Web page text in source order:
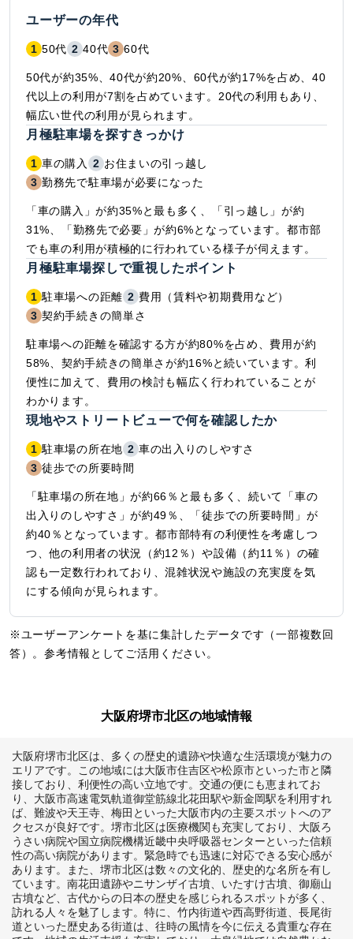
ユーザーの年代
1 50代 2 40代 3 60代
50代が約35%、40代が約20%、60代が約17%を占め、40
代以上の利用が7割を占めています。20代の利用もあり、
幅広い世代の利用が見られます。
月極駐車場を探すきっかけ
1 車の購入 2 お住まいの引っ越し
3 勤務先で駐車場が必要になった
「車の購入」が約35%と最も多く、「引っ越し」が約
31%、「勤務先で必要」が約6%となっています。都市部
でも車の利用が積極的に行われている様子が伺えます。
月極駐車場探しで重視したポイント
1 駐車場への距離 2 費用（賃料や初期費用など）
3 契約手続きの簡単さ
駐車場への距離を確認する方が約80%を占め、費用が約
58%、契約手続きの簡単さが約16%と続いています。利
便性に加えて、費用の検討も幅広く行われていることが
わかります。
現地やストリートビューで何を確認したか
1 駐車場の所在地 2 車の出入りのしやすさ
3 徒歩での所要時間
「駐車場の所在地」が約66％と最も多く、続いて「車の
出入りのしやすさ」が約49％、「徒歩での所要時間」が
約40％となっています。都市部特有の利便性を考慮しつ
つ、他の利用者の状況（約12％）や設備（約11％）の確
認も一定数行われており、混雑状況や施設の充実度を気
にする傾向が見られます。
※ユーザーアンケートを基に集計したデータです（一部複数回
答）。参考情報としてご活用ください。
大阪府堺市北区の地域情報
大阪府堺市北区は、多くの歴史的遺跡や快適な生活環境が魅力の
エリアです。この地域には大阪市住吉区や松原市といった市と隣
接しており、利便性の高い立地です。交通の便にも恵まれてお
り、大阪市高速電気軌道御堂筋線北花田駅や新金岡駅を利用すれ
ば、難波や天王寺、梅田といった大阪市内の主要スポットへのア
クセスが良好です。堺市北区は医療機関も充実しており、大阪ろ
うさい病院や国立病院機構近畿中央呼吸器センターといった信頼
性の高い病院があります。緊急時でも迅速に対応できる安心感が
あります。また、堺市北区は数々の文化的、歴史的な名所を有し
ています。南花田遺跡やニサンザイ古墳、いたすけ古墳、御廟山
古墳など、古代からの日本の歴史を感じられるスポットが多く、
訪れる人々を魅了します。特に、竹内街道や西高野街道、長尾街
道といった歴史ある街道は、往時の風情を今に伝える貴重な存在